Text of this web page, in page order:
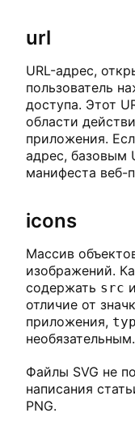
url
URL-адрес,
пользователь
доступа. Этот
области
приложения.
адрес, базовым
манифеста веб-
icons
Массив
изображений.
содержать src
отличие от
приложения,
необязательным.
Файлы SVG не
написания
PNG.